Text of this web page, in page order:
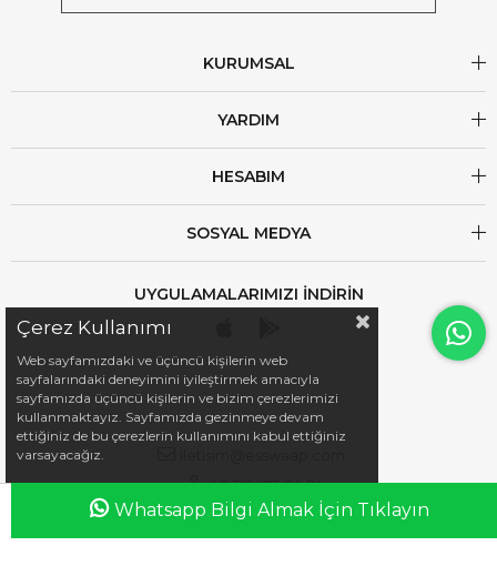
KURUMSAL
YARDIM
HESABIM
SOSYAL MEDYA
UYGULAMALARIMIZI İNDİRİN
+90 312 473 00 74
Whatsapp Bilgi Almak İçin Tıklayın
Çerez Kullanımı
Web sayfamızdaki ve üçüncü kişilerin web
sayfalarındaki deneyimini iyileştirmek amacıyla
sayfamızda üçüncü kişilerin ve bizim çerezlerimizi
kullanmaktayız. Sayfamızda gezinmeye devam
ettiğiniz de bu çerezlerin kullanımını kabul ettiğiniz
varsayacağız.
Anasayfa Favorilerim Sepetim Üye Girişi